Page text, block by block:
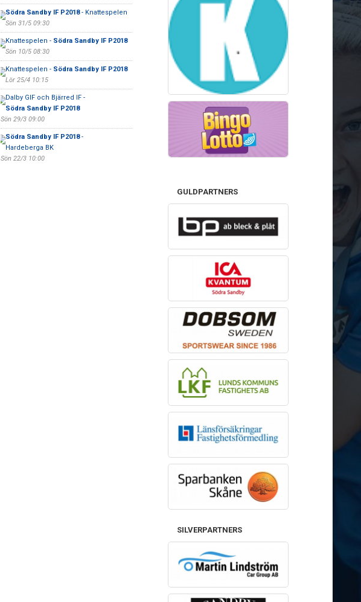
Södra Sandby IF P2018- Knattespelen
Sön 31/5 09:30
Knattespelen - Södra Sandby IF P2018
Sön 10/5 08:30
Knattespelen - Södra Sandby IF P2018
Lör 25/4 10:15
Dalby GIF och Bjärred IF -
Södra Sandby IF P2018
Sön 29/3 09:00
Södra Sandby IF P2018-
Hardeberga BK
Sön 22/3 10:00
GULDPARTNERS
SILVERPARTNERS